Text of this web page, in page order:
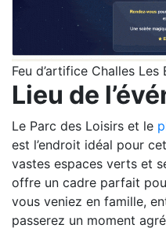
Feu d’artifice Challes Les
Lieu de
Le Parc des Loisirs et le
est l’endroit idéal pour
vastes espaces verts et
offre un cadre parfait
vous veniez en famille,
passerez un moment